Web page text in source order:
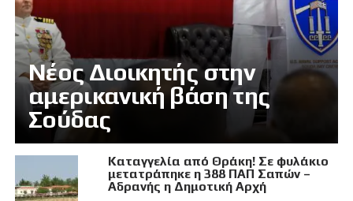
Νέος Διοικητής στην
αμερικανική βάση της
Σούδας
Καταγγελία από Θράκη! Σε φυλάκιο
μετατράπηκε η 388 ΠΑΠ Σαπών –
Αδρανής η Δημοτική Αρχή